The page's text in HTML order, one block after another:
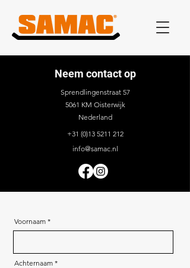
Neem contact op
Sprendlingenstraat 57
5061 KM Oisterwijk
Nederland
+31 (0)13 5211 212
info@samac.nl
Voornaam
Achternaam